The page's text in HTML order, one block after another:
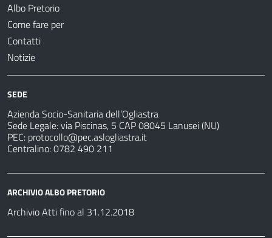
Albo Pretorio
Come fare per
Contatti
Notizie
SEDE
Azienda Socio-Sanitaria dell’Ogliastra
Sede Legale: via Piscinas, 5 CAP 08045 Lanusei (NU)
PEC: protocollo@pec.aslogliastra.it
Centralino: 0782 490 211
ARCHIVIO ALBO PRETORIO
Archivio Atti fino al 31.12.2018